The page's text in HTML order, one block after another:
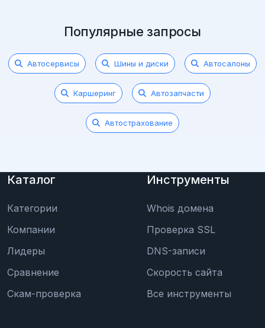
Популярные запросы
Автосервисы Шины и диски Автосалоны
Каршеринг Автозапчасти
Автострахование
Каталог
Категории
Компании
Лидеры
Сравнение
Скам-проверка
Инструменты
Whois домена
Проверка SSL
DNS-записи
Скорость сайта
Все инструменты